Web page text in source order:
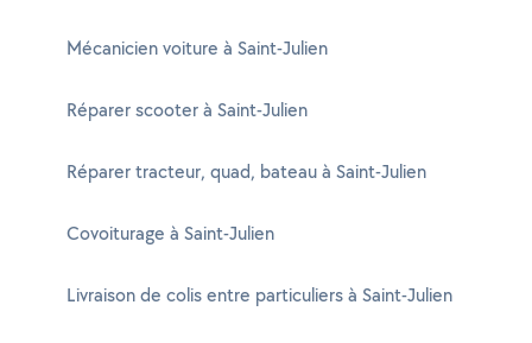
Mécanicien voiture à Saint-Julien
Réparer scooter à Saint-Julien
Réparer tracteur, quad, bateau à Saint-Julien
Covoiturage à Saint-Julien
Livraison de colis entre particuliers à Saint-Julien